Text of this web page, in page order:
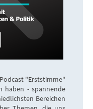
"Erststimme"
haben - spannende
Bereichen